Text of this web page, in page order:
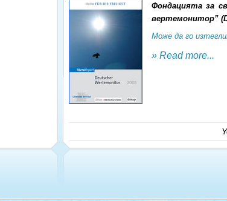
Фондацията за
вертемонитор”
Може да го
» Read more...